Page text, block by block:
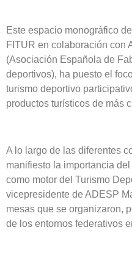
Este espacio monográfico
FITUR en colaboración con
(Asociación Española de
deportivos), ha puesto el
turismo deportivo
productos turísticos de más
A lo largo de las diferentes
manifiesto la importancia
como motor del Turismo
vicepresidente de ADESP
mesas que se organizaron,
de los entornos federativos